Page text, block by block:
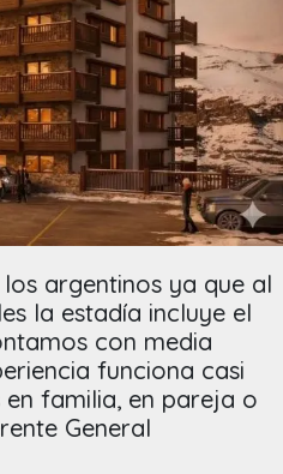
argentinos ya que al
la estadía incluye el
con media
funciona casi
familia, en pareja o
General